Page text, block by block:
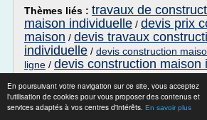
En poursuivant votre navigation sur ce site, vous acceptez
l'utilisation de cookies pour vous proposer des contenus et
services adaptés à vos centres d'intérêts. En savoir plus
Thèmes liés : travaux de
maison individuelle / devis prix
maison / devis travaux
individuelle / devis construction
ligne / devis construction maison
Construction de maison sur
travaux de maçonnerie ...